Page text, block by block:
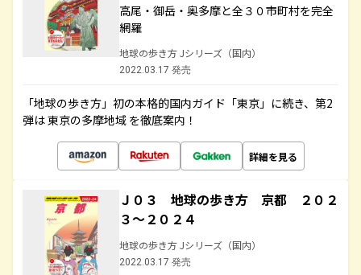
高尾・御岳・奥多摩と全３０市町村を完全
網羅
地球の歩き方 Jシリーズ（国内）
2022.03.17 発売
「地球の歩き方」初の本格的国内ガイド「東京」に続き、第2
弾は 東京の多摩地域 を徹底案内！
詳細を見る
Ｊ０３ 地球の歩き方 京都 ２０２
３～２０２４
地球の歩き方 Jシリーズ（国内）
2022.03.17 発売